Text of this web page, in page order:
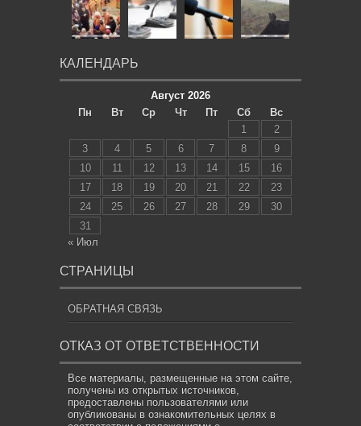
КАЛЕНДАРЬ
Август 2026
Пн
Вт Ср Чт Пт Сб
Вс
1
2
3
4 5 6 7 8
9
10
11 12 13 14 15
16
17
18 19 20 21 22
23
24
25 26 27 28 29
30
31
« Июл
СТРАНИЦЫ
ОБРАТНАЯ СВЯЗЬ
ОТКАЗ ОТ ОТВЕТСТВЕННОСТИ
Все материалы, размещенные на этом сайте,
получены из открытых источников,
предоставлены пользователями или
опубликованы в ознакомительных целях в